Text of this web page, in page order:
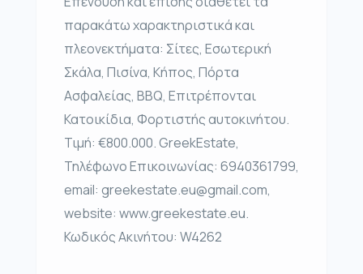
παρακάτω χαρακτηριστικά και
πλεονεκτήματα: Σίτες, Εσωτερική
Σκάλα, Πισίνα, Κήπος, Πόρτα
Ασφαλείας, BBQ, Επιτρέπονται
Κατοικίδια, Φορτιστής αυτοκινήτου.
Τιμή: €800.000. GreekEstate,
Τηλέφωνο Επικοινωνίας: 6940361799,
email: greekestate.eu@gmail.com,
website: www.greekestate.eu.
Κωδικός Ακινήτου: W4262